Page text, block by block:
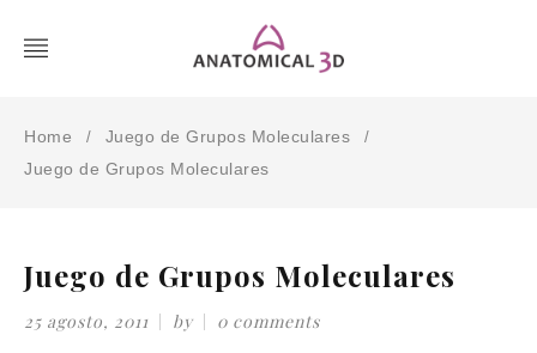
Home / Juego de Grupos Moleculares /
Juego de Grupos Moleculares
Juego de Grupos Moleculares
25 agosto, 2011 by 0 comments